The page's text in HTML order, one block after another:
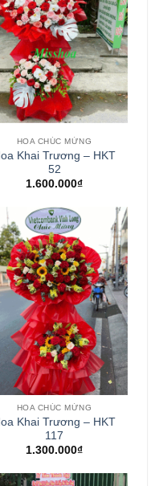
HOA CHÚC MỪNG
Khai Trương – HKT
52
1.600.000₫
HOA CHÚC MỪNG
Khai Trương – HKT
117
1.300.000₫